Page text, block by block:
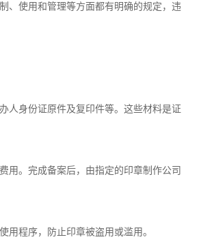
、使用和管理等方面都有明确的规定，违
人身份证原件及复印件等。这些材料是证
用。完成备案后，由指定的印章制作公司
程序，防止印章被盗用或滥用。